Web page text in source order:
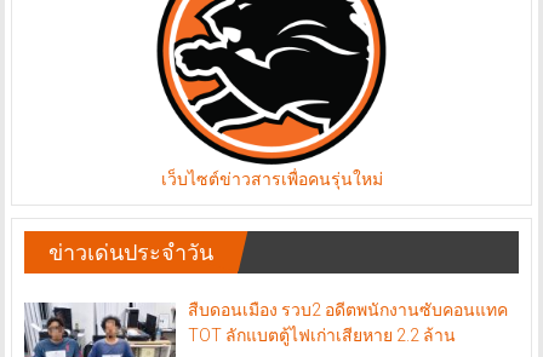
เว็บไซต์ข่าวสารเพื่อคนรุ่นใหม่
ข่าวเด่นประจำวัน
สืบดอนเมือง รวบ2 อดีตพนักงานซับคอนแทค
TOT ลักแบตตู้ไฟเก่าเสียหาย 2.2 ล้าน